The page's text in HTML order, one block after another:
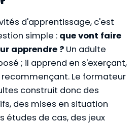
d'apprentissage, c'est
simple : que vont faire
apprendre ? Un adulte
; il apprend en s'exerçant,
Le formateur
construit donc des
des mises en situation
études de cas, des jeux